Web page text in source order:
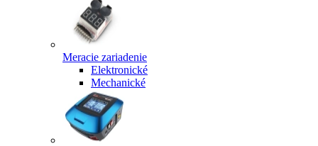
Meracie zariadenie
Elektronické
Mechanické